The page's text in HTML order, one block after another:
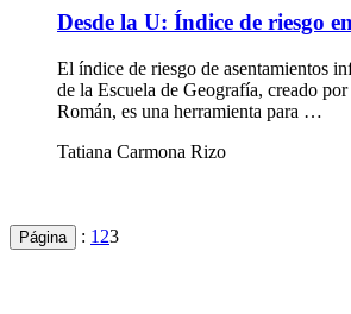
Desde la U: Índice de riesgo
El índice de riesgo de asentamientos
de la Escuela de Geografía, creado
Román, es una herramienta para …
Tatiana Carmona Rizo
Página : 1 23